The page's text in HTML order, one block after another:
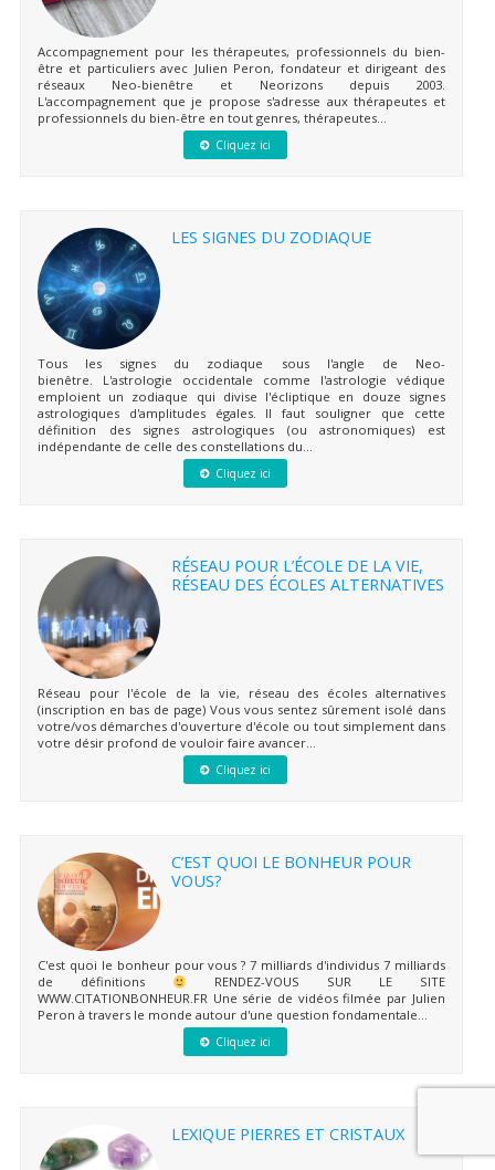
Accompagnement pour les thérapeutes, professionnels du bien-
être et particuliers avec Julien Peron, fondateur et dirigeant des
réseaux Neo-bienêtre et Neorizons depuis 2003.
L'accompagnement que je propose s'adresse aux thérapeutes et
professionnels du bien-être en tout genres, thérapeutes...
Cliquez ici
LES SIGNES DU ZODIAQUE
Tous les signes du zodiaque sous l'angle de Neo-
bienêtre. L'astrologie occidentale comme l'astrologie védique
emploient un zodiaque qui divise l'écliptique en douze signes
astrologiques d'amplitudes égales. Il faut souligner que cette
définition des signes astrologiques (ou astronomiques) est
indépendante de celle des constellations du...
Cliquez ici
RÉSEAU POUR L’ÉCOLE DE LA VIE,
RÉSEAU DES ÉCOLES ALTERNATIVES
Réseau pour l'école de la vie, réseau des écoles alternatives
(inscription en bas de page) Vous vous sentez sûrement isolé dans
votre/vos démarches d'ouverture d'école ou tout simplement dans
votre désir profond de vouloir faire avancer...
Cliquez ici
C’EST QUOI LE BONHEUR POUR
VOUS?
C'est quoi le bonheur pour vous ? 7 milliards d'individus 7 milliards
de définitions
RENDEZ-VOUS SUR LE SITE
WWW.CITATIONBONHEUR.FR Une série de vidéos filmée par Julien
Peron à travers le monde autour d'une question fondamentale...
Cliquez ici
LEXIQUE PIERRES ET CRISTAUX